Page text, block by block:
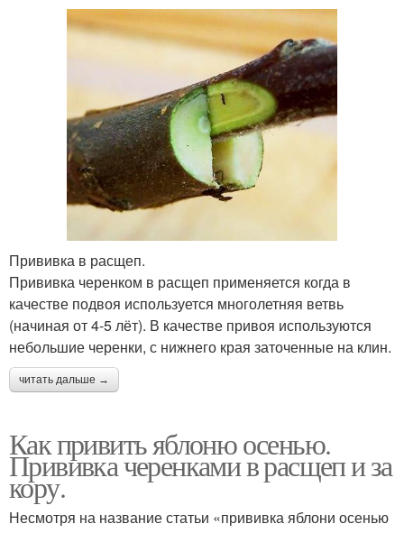
Прививка в расщеп.
Прививка черенком в расщеп применяется когда в
качестве подвоя используется многолетняя ветвь
(начиная от 4-5 лёт). В качестве привоя используются
небольшие черенки, с нижнего края заточенные на клин.
читать дальше →
Как привить яблоню осенью.
Прививка черенками в расщеп и за
кору.
Несмотря на название статьи «прививка яблони осенью